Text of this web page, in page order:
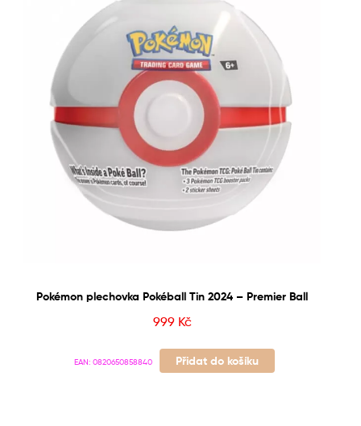
Pokémon plechovka Pokéball Tin 2024 – Premier Ball
999 Kč
EAN: 0820650858840 Přidat do košíku